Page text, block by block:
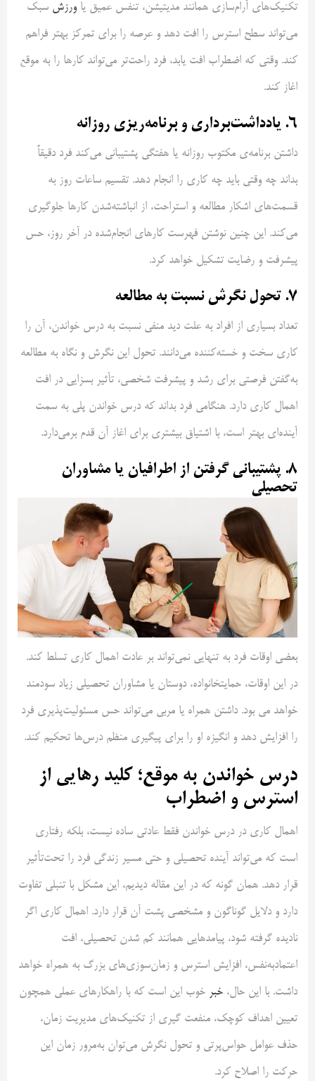
تکنیک‌های آرام‌سازی همانند مدیتیشن، تنفس عمیق یاورزش سبک
می‌تواند سطح استرس را افت دهد و عرصه را برای تمرکز بهتر فراهم
کند. وقتی که اضطراب افت یابد، فرد راحت‌تر می‌تواند کارها را به موقع
اغاز کند.
۶. یادداشت‌برداری و برنامه‌ریزی روزانه
داشتن برنامه‌ی مکتوب روزانه یا هفتگی پشتیبانی می‌کند فرد دقیقاً
بداند چه وقتی باید چه کاری را انجام دهد. تقسیم ساعات روز به
قسمت‌های اشکار مطالعه و استراحت، از انباشته‌شدن کارها جلوگیری
می‌کند. این چنین نوشتن فهرست کارهای انجام‌‌شده در آخر روز، حس
پیشرفت و رضایت تشکیل خواهد کرد.
۷. تحول نگرش نسبت به مطالعه
تعداد بسیاری از افراد به علت دید منفی نسبت به درس خواندن، آن را
کاری سخت و خسته‌کننده می‌دانند. تحول این نگرش و نگاه به مطالعه
به‌گفتن فرصتی برای رشد و پیشرفت شخصی، تأثیر بسزایی در افت
اهمال کاری دارد. هنگامی فرد بداند که درس خواندن پلی به سمت
آینده‌ای بهتر است، با اشتیاق بیشتری برای اغاز آن قدم برمی‌دارد.
۸. پشتیبانی گرفتن از اطرافیان یا مشاوران
تحصیلی
بعضی اوقات فرد به تنهایی نمی‌تواند بر عادت اهمال کاری تسلط کند.
در این اوقات، حمایتخانواده، دوستان یا مشاوران تحصیلی زیاد سودمند
خواهد می بود. داشتن همراه یا مربی می‌تواند حس مسئولیت‌پذیری فرد
را افزایش دهد و انگیزه او را برای پیگیری منظم درس‌ها تحکیم کند.
درس خواندن به موقع؛ کلید رهایی از
استرس و اضطراب
اهمال کاری در درس خواندن فقط عادتی ساده نیست، بلکه رفتاری
است که می‌تواند آینده تحصیلی و حتی مسیر زندگی فرد را تحت‌تأثیر
قرار دهد. همان گونه که در این مقاله دیدیم، این مشکل با تنبلی تفاوت
دارد و دلایل گوناگون و مشخصی پشت آن قرار دارد. اهمال کاری اگر
نادیده گرفته شود، پیامدهایی همانند کم شدن تحصیلی، افت
اعتمادبه‌نفس، افزایش استرس و زمان‌سوزی‌های بزرگ به همراه خواهد
داشت. با این حال، خبر خوب این است که با راهکارهای عملی همچون
تعیین اهداف کوچک، منفعت گیری از تکنیک‌های مدیریت زمان،
حذف عوامل حواس‌پرتی و تحول نگرش می‌توان به‌مرور زمان این
حرکت را اصلاح کرد.